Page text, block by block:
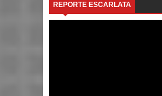
REPORTE ESCARLATA